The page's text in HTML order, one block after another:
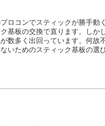
ロコンでスティックが勝手動
基板の交換で直ります。しか
数多く出回っています。何故
いためのスティック基板の選